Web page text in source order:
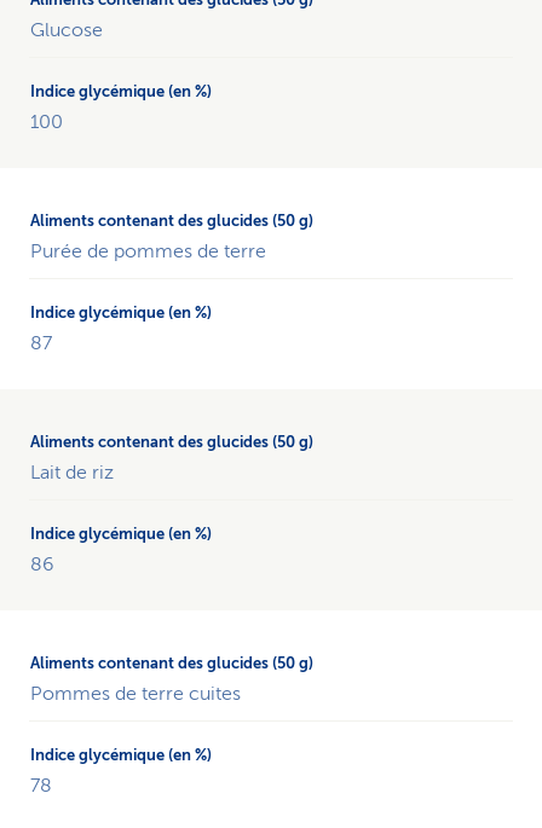
l’indice
contenant
Glucose
100
Purée de pommes de terre
87
Lait de riz
86
Pommes de terre cuites
78